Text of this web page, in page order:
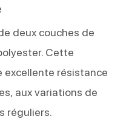
deux couches de
Cette
excellente résistance
aux variations de
réguliers.